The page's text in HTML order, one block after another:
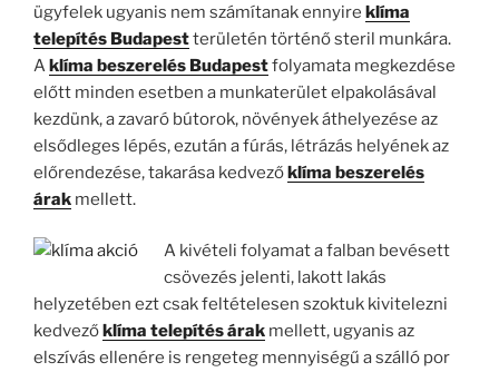
ügyfelek ugyanis nem számítanak ennyire klíma
telepítés Budapestterületén történő steril munkára.
Aklíma beszerelés Budapestfolyamata megkezdése
előtt minden esetben a munkaterület elpakolásával
kezdünk, a zavaró bútorok, növények áthelyezése az
elsődleges lépés, ezután a fúrás, létrázás helyének az
előrendezése, takarása kedvezőklíma beszerelés
árak mellett.
A kivételi folyamat a falban bevésett
csövezés jelenti, lakott lakás
helyzetében ezt csak feltételesen szoktuk kivitelezni
kedvező klíma telepítés árak mellett, ugyanis az
elszívás ellenére is rengeteg mennyiségű a szálló por